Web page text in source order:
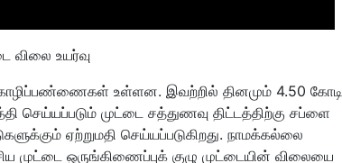
விலை உயர்வு
உள்ளன. இவற்றில் தினமும் 4.50 கோடி
செய்யப்படும் முட்டை சத்துணவு திட்டத்திற்கு சப்ளை
ஏற்றுமதி செய்யப்படுகிறது. நாமக்கல்லை
முட்டை ஒருங்கிணைப்புக் குழு முட்டையின் விலையை